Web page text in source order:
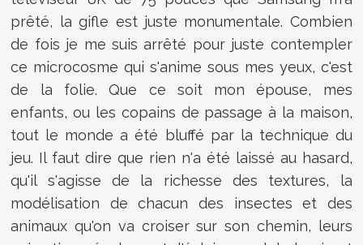
prêté, la gifle est juste monumentale. Combien
de fois je me suis arrêté pour juste contempler
ce microcosme qui s'anime sous mes yeux, c'est
de la folie. Que ce soit mon épouse, mes
enfants, ou les copains de passage à la maison,
tout le monde a été bluffé par la technique du
jeu. Il faut dire que rien n'a été laissé au hasard,
qu'il s'agisse de la richesse des textures, la
modélisation de chacun des insectes et des
animaux qu'on va croiser sur son chemin, leurs